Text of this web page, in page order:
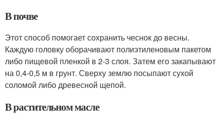
В почве
Этот способ помогает сохранить чеснок до весны.
Каждую головку оборачивают полиэтиленовым пакетом
либо пищевой пленкой в 2-3 слоя. Затем его закапывают
на 0,4-0,5 м в грунт. Сверху землю посыпают сухой
соломой либо древесной щепой.
В растительном масле